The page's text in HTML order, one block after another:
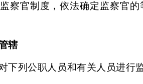
察官制度，依法确定监察官
辖
下列公职人员和有关人员进行